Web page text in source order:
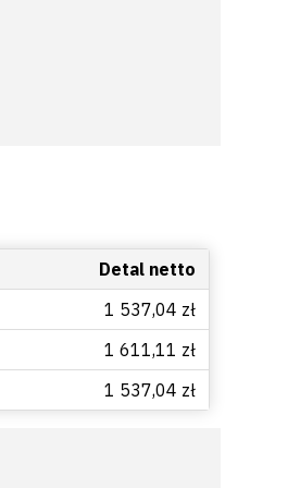
Detal netto
1 537,04 zł
1 611,11 zł
1 537,04 zł